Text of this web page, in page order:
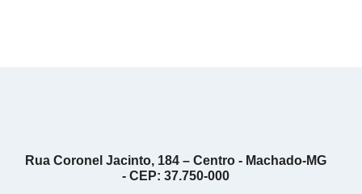
Rua Coronel Jacinto, 184 – Centro - Machado-MG
- CEP: 37.750-000